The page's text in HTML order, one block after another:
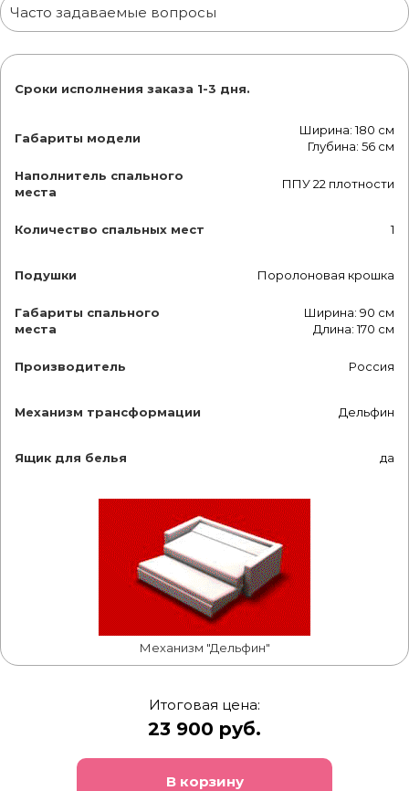
Часто задаваемые вопросы
Сроки исполнения заказа 1-3 дня.
Габариты модели
Ширина: 180 см
Глубина: 56 см
Наполнитель спального
места
ППУ 22 плотности
Количество спальных мест 1
Подушки Поролоновая крошка
Габариты спального
места
Ширина: 90 см
Длина: 170 см
Производитель Россия
Механизм трансформации Дельфин
Ящик для белья да
Механизм "Дельфин"
Итоговая цена:
23 900 руб.
В корзину